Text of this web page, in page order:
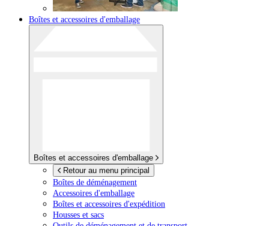
Boîtes et accessoires d'emballage
Boîtes et accessoires d'emballage
Retour au menu principal
Boîtes de déménagement
Accessoires d'emballage
Boîtes et accessoires d'expédition
Housses et sacs